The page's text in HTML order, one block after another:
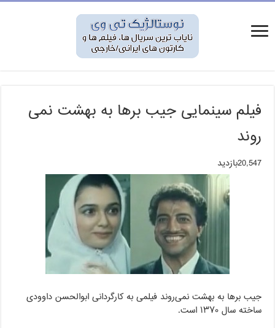
فیلم سینمایی جیب برها به بهشت نمی
روند
20,547بازدید
جیب‌ برها به بهشت نمی‌روند فیلمی به کارگردانی ابوالحسن داوودی
ساخته سال ۱۳۷۰ است.